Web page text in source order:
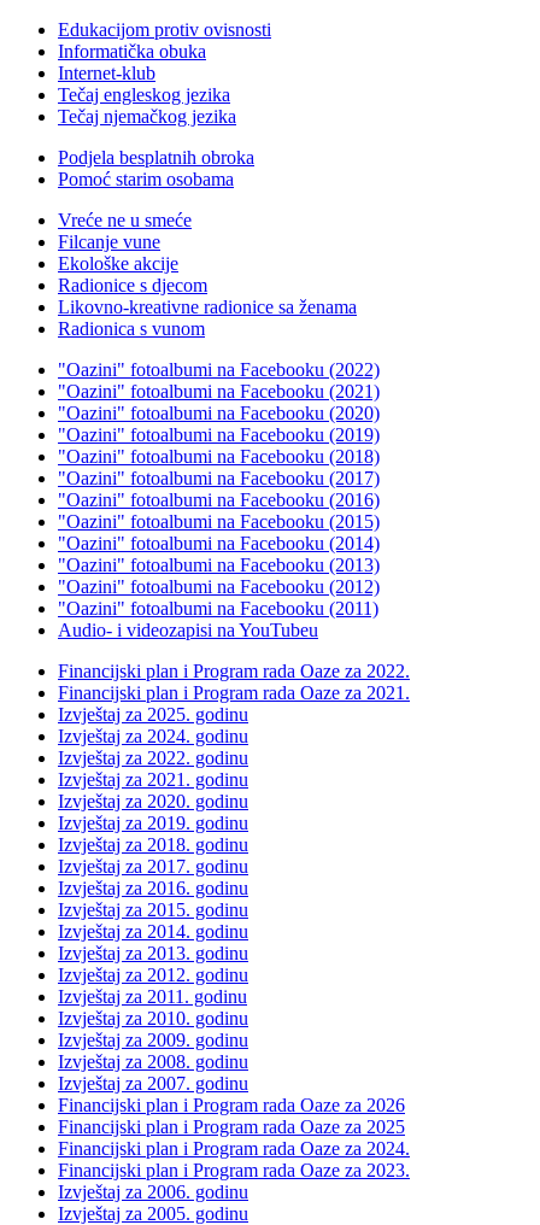
Edukacijom protiv ovisnosti
Informatička obuka
Internet-klub
Tečaj engleskog jezika
Tečaj njemačkog jezika
Podjela besplatnih obroka
Pomoć starim osobama
Vreće ne u smeće
Filcanje vune
Ekološke akcije
Radionice s djecom
Likovno-kreativne radionice sa ženama
Radionica s vunom
"Oazini" fotoalbumi na Facebooku (2022)
"Oazini" fotoalbumi na Facebooku (2021)
"Oazini" fotoalbumi na Facebooku (2020)
"Oazini" fotoalbumi na Facebooku (2019)
"Oazini" fotoalbumi na Facebooku (2018)
"Oazini" fotoalbumi na Facebooku (2017)
"Oazini" fotoalbumi na Facebooku (2016)
"Oazini" fotoalbumi na Facebooku (2015)
"Oazini" fotoalbumi na Facebooku (2014)
"Oazini" fotoalbumi na Facebooku (2013)
"Oazini" fotoalbumi na Facebooku (2012)
"Oazini" fotoalbumi na Facebooku (2011)
Audio- i videozapisi na YouTubeu
Financijski plan i Program rada Oaze za 2022.
Financijski plan i Program rada Oaze za 2021.
Izvještaj za 2025. godinu
Izvještaj za 2024. godinu
Izvještaj za 2022. godinu
Izvještaj za 2021. godinu
Izvještaj za 2020. godinu
Izvještaj za 2019. godinu
Izvještaj za 2018. godinu
Izvještaj za 2017. godinu
Izvještaj za 2016. godinu
Izvještaj za 2015. godinu
Izvještaj za 2014. godinu
Izvještaj za 2013. godinu
Izvještaj za 2012. godinu
Izvještaj za 2011. godinu
Izvještaj za 2010. godinu
Izvještaj za 2009. godinu
Izvještaj za 2008. godinu
Izvještaj za 2007. godinu
Financijski plan i Program rada Oaze za 2026
Financijski plan i Program rada Oaze za 2025
Financijski plan i Program rada Oaze za 2024.
Financijski plan i Program rada Oaze za 2023.
Izvještaj za 2006. godinu
Izvještaj za 2005. godinu